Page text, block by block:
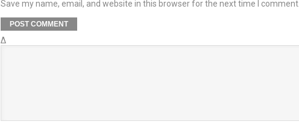
Save my name, email, and website in this browser for the next time I comment.
Δ